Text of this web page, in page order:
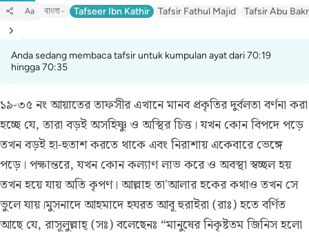
Aa বাংলা Tafseer Ibn Kathir Tafsir Fathul Majid Tafsir Abu
Anda sedang membaca tafsir untuk kumpulan ayat dari 70:19
hingga 70:35
১৯-৩৫ নং আয়াতের তাফসীরএখানে মানব প্রকৃতির দুর্বলতা বর্ণনা করা
হচ্ছে যে, তারা বড়ই অসহিষ্ণু ও অস্থির চিত্ত। যখন কোন বিপদে পড়ে
তখন বড়ই হা-হুতাশ করতে থাকে এবং নিরাশায় একেবারে ভেঙ্গে
পড়ে। পক্ষান্তরে, যখন কোন কল্যাণ লাভ করে ও অবস্থা স্বচ্ছল হয়
তখন হয়ে যায় অতি কৃপণ। আল্লাহ তা'আলার হকের কথাও তখন সে
ভুলে যায়।মুসনাদে আহমাদে হযরত আবূ হুরাইরা (রাঃ) হতে বর্ণিত
আছে যে, রাসূলুল্লাহ্ (সঃ) বলেছেনঃ “মানুষের নিকৃষ্টতম জিনিস হলো